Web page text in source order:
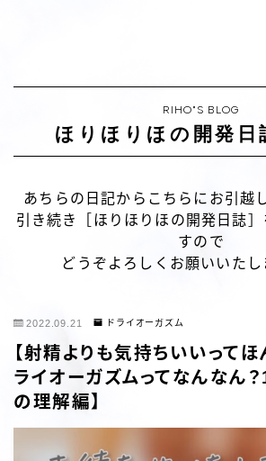
RIHO"S BLOG
ほりほりほの開発日
あちらの日記からこちらにお引越
引き続き［ほりほりほの開発日誌
すので
どうぞよろしくお願いいた
2022.09.21 ドライオーガズム
【射精よりも気持ちいいってほ
ライオーガズムってなんなん
の理解編】